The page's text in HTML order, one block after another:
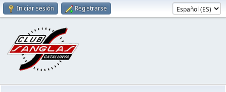
Iniciar sesión Registrarse